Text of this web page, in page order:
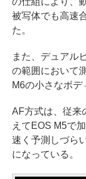
被写体でも高速
た。
また、デュアル
の範囲において
M6の小さなボデ
AF方式は、従来
えてEOS M5で
速く予測しづら
になっている。